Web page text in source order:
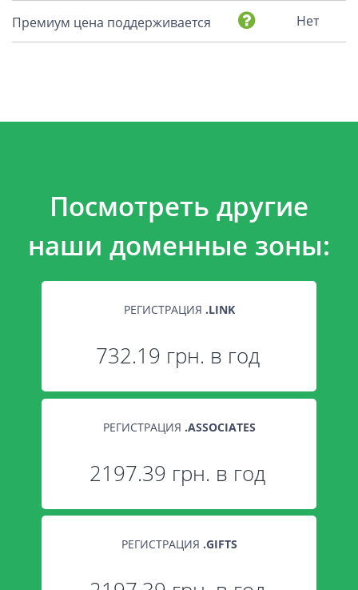
Премиум цена поддерживается Нет
Посмотреть другие
наши доменные зоны:
РЕГИСТРАЦИЯ .LINK
732.19 грн. в год
РЕГИСТРАЦИЯ .ASSOCIATES
2197.39 грн. в год
РЕГИСТРАЦИЯ .GIFTS